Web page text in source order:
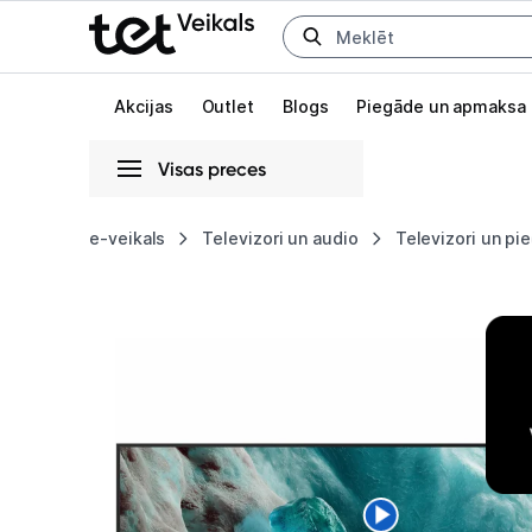
Uz kategorijam Uz galveno saturu
Akcijas Outlet Blogs Piegāde un apmaksa
Visas preces
e-veikals Televizori un audio Televizori un
Q7F
4K